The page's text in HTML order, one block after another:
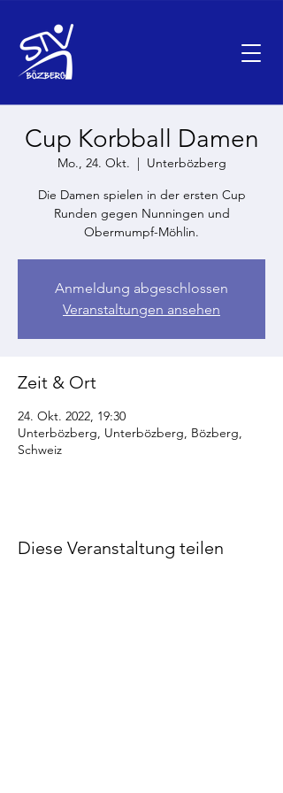
Cup Korbball Damen
Mo., 24. Okt.
  |
Unterbözberg
Die Damen spielen in der ersten Cup
Runden gegen Nunningen und
Obermumpf-Möhlin.
Anmeldung abgeschlossen
Veranstaltungen ansehen
Zeit & Ort
24. Okt. 2022, 19:30
Unterbözberg, Unterbözberg, Bözberg,
Schweiz
Diese Veranstaltung teilen